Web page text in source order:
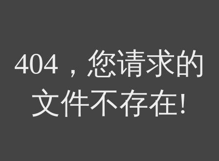
404，您请求的
文件不存在!